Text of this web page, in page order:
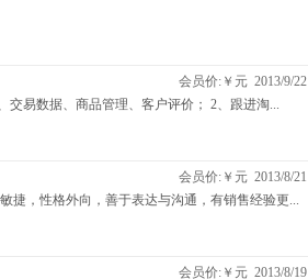
会员价:￥元 2013/9/22
交易数据、商品管理、客户评价； 2、跟进淘...
会员价:￥元 2013/8/21
捷，性格外向，善于表达与沟通，有销售经验更...
会员价:￥元 2013/8/19